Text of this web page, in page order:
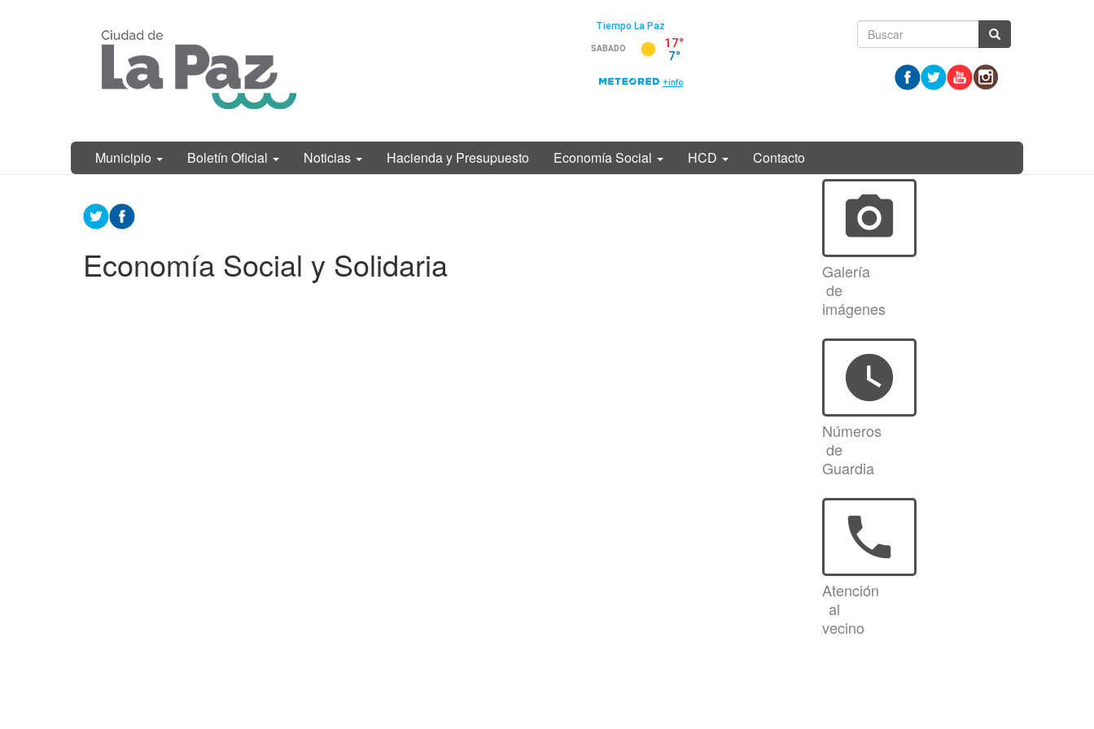
de La Paz,
Entre Ríos
Formulario
búsqueda
Municipio Boletín Oficial Noticias Hacienda y Presupuesto Economía Social HCD Contacto
Contenido
principal
Economía Social y Solidaria
photo_camera
Galería
de
imágenes
watch_later
Números
de
Guardia
phone
Atención
al
vecino